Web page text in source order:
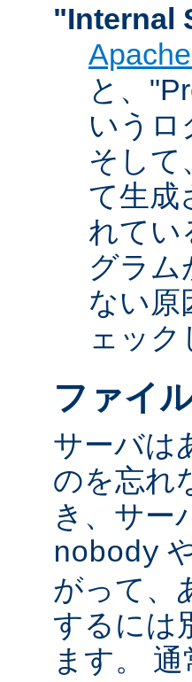
"Internal
と、
いうロ
そして
て生成
れてい
グラム
ない原
ェッ
ファイ
サーバは
のを忘れ
き、サー
nobody
がって、
するには
ます。 通